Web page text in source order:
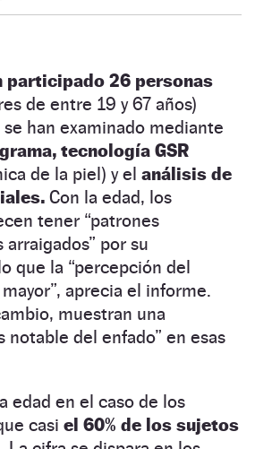
participado 26 personas
de entre 19 y 67 años)
han examinado mediante
tecnología GSR
de la piel) y el análisis de
Con la edad, los
tener “patrones
por su
que la “percepción del
aprecia el informe.
muestran una
notable del enfado” en esas
edad en el caso de los
casi el 60% de los sujetos